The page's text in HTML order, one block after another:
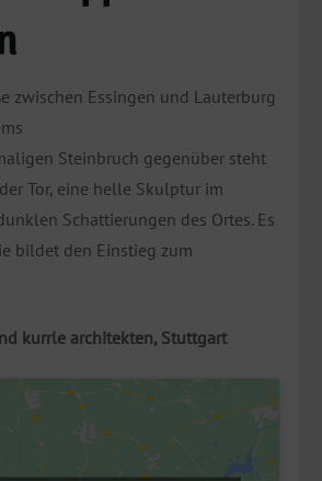
zwischen Essingen und Lauterburg
Steinbruch gegenüber steht
Tor, eine helle Skulptur im
Schattierungen des Ortes. Es
bildet den Einstieg zum
kurrle architekten, Stuttgart